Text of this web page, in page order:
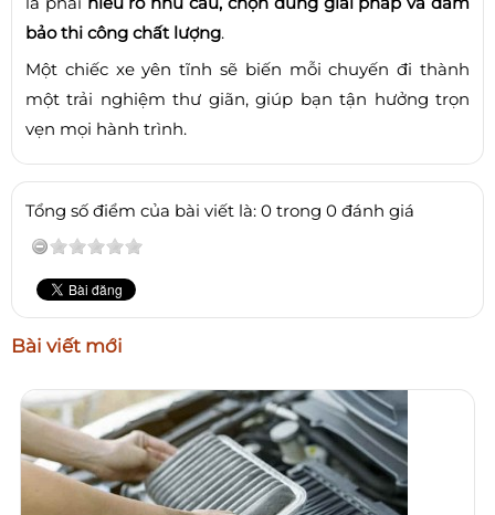
bảo thi công chất lượng.
Một chiếc xe yên tĩnh sẽ biến mỗi chuyến đi thành
một trải nghiệm thư giãn, giúp bạn tận hưởng trọn
vẹn mọi hành trình.
Tổng số điểm của bài viết là: 0 trong 0 đánh giá
Bài viết mới